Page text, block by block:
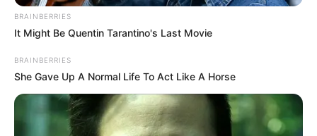
BRAINBERRIES
It Might Be Quentin Tarantino's Last Movie
BRAINBERRIES
She Gave Up A Normal Life To Act Like A Horse